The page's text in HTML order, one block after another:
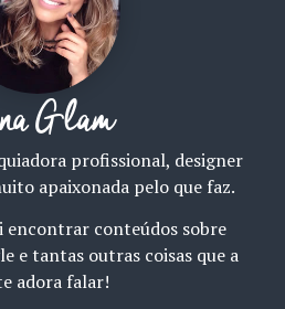
Glam
profissional, designer
apaixonada pelo que faz.
encontrar conteúdos sobre
e tantas outras coisas que a
adora falar!